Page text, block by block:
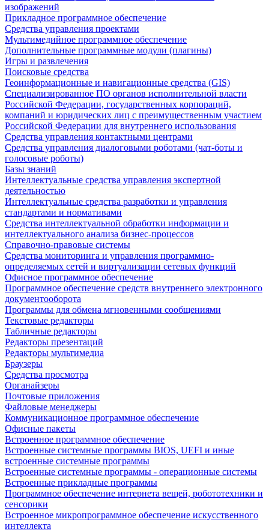
изображений
Прикладное программное обеспечение
Средства управления проектами
Мультимедийное программное обеспечение
Дополнительные программные модули (плагины)
Игры и развлечения
Поисковые средства
Геоинформационные и навигационные средства (GIS)
Специализированное ПО органов исполнительной власти
Российской Федерации, государственных корпораций,
компаний и юридических лиц с преимущественным участием
Российской Федерации для внутреннего использования
Средства управления контактными центрами
Средства управления диалоговыми роботами (чат-боты и
голосовые роботы)
Базы знаний
Интеллектуальные средства управления экспертной
деятельностью
Интеллектуальные средства разработки и управления
стандартами и нормативами
Средства интеллектуальной обработки информации и
интеллектуального анализа бизнес-процессов
Справочно-правовые системы
Средства мониторинга и управления программно-
определяемых сетей и виртуализации сетевых функций
Офисное программное обеспечение
Программное обеспечение средств внутреннего электронного
документооборота
Программы для обмена мгновенными сообщениями
Текстовые редакторы
Табличные редакторы
Редакторы презентаций
Редакторы мультимедиа
Браузеры
Средства просмотра
Органайзеры
Почтовые приложения
Файловые менеджеры
Коммуникационное программное обеспечение
Офисные пакеты
Встроенное программное обеспечение
Встроенные системные программы BIOS, UEFI и иные
встроенные системные программы
Встроенные системные программы - операционные системы
Встроенные прикладные программы
Программное обеспечение интернета вещей, робототехники и
сенсорики
Встроенное микропрограммное обеспечение искусственного
интеллекта